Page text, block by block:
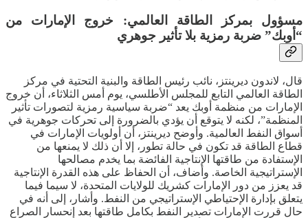
مسؤول بمركز الطاقة العالمي: خروج الإمارات من
“أوبك” ضربة رمزية بلا تأثير جوهري
قال، لاندون ديرينتز، نائب رئيس الطاقة والبنية التحتية في مركز
الطاقة العالمي التابع للمجلس الأطلسي، يوم أمس الثلاثاء، أن خروج
الإمارات من منظمة أوبك يعد “ضربة سياسية رمزية لتصورات تأثير
المنظمة”، لكنه لا يتوقع أن يؤدي بالضرورة إلى تحركات جوهرية في
أسواق النفط العالمية. وأوضح ديرينتز، أن أولويات الإمارات في
قطاع الطاقة قد تكون في حالة تطور، إلا أن ذلك لا يمنعها من
الإستفادة من طاقتها الإنتاجية الفائضة بما يخدم مصالحها
الإستراتيجية الخاصة. وأضاف، أن الحفاظ على هذه القدرة الإنتاجية
قد يعزز من دور الإمارات كشريك للولايات المتحدة، لا سيما فيما
يتعلق بإدارة الإحتياطي الإستراتيجي من النفط. وأشار، إلى أنه في
حال قررت الإمارات تصدير النفط بكامل طاقتها بعد إنحسار الصراع